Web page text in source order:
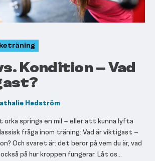
Kondition – Vad
Hedström
springa en mil – eller att kunna lyfta
fråga inom träning: Vad är viktigast –
Och svaret är: det beror på vem du är, vad
på hur kroppen fungerar. Låt os...